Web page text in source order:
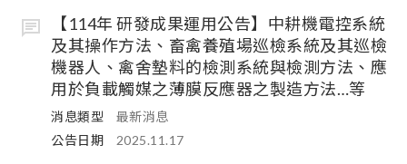
【114年 研發成果運用公告】中耕機電控系統
及其操作方法、畜禽養殖場巡檢系統及其巡檢
機器人、禽舍墊料的檢測系統與檢測方法、應
用於負載觸媒之薄膜反應器之製造方法…等
消息類型
最新消息
公告日期
2025.11.17